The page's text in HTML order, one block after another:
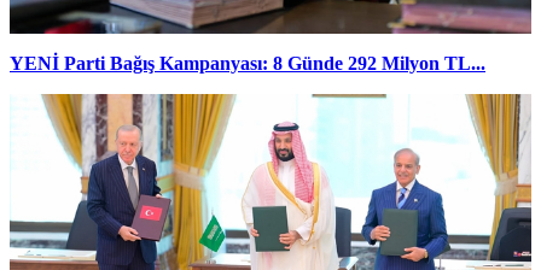
YENİ Parti Bağış Kampanyası: 8 Günde 292 Milyon TL...